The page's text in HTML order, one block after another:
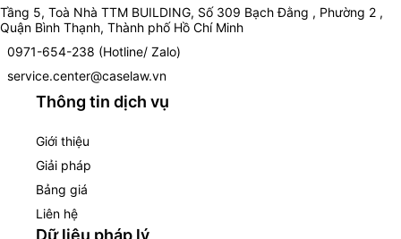
Tầng 5, Toà Nhà TTM BUILDING, Số 309 Bạch Đằng , Phường 2 ,
Quận Bình Thạnh, Thành phố Hồ Chí Minh
0971-654-238 (Hotline/ Zalo)
service.center@caselaw.vn
Thông tin dịch vụ
Giới thiệu
Giải pháp
Bảng giá
Liên hệ
Dữ liệu pháp lý